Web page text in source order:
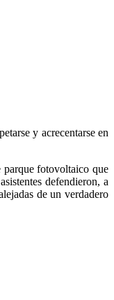
y acrecentarse en
parque fotovoltaico que
defendieron, a
de un verdadero